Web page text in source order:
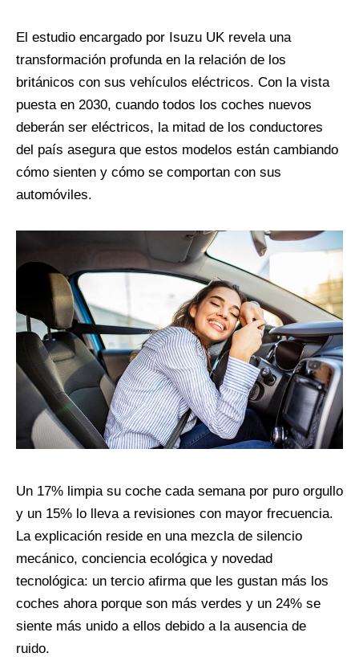
El estudio encargado por Isuzu UK revela una
transformación profunda en la relación de los
británicos con sus vehículos eléctricos. Con la vista
puesta en 2030, cuando todos los coches nuevos
deberán ser eléctricos, la mitad de los conductores
del país asegura que estos modelos están cambiando
cómo sienten y cómo se comportan con sus
automóviles.
Un 17% limpia su coche cada semana por puro orgullo
y un 15% lo lleva a revisiones con mayor frecuencia.
La explicación reside en una mezcla de silencio
mecánico, conciencia ecológica y novedad
tecnológica: un tercio afirma que les gustan más los
coches ahora porque son más verdes y un 24% se
siente más unido a ellos debido a la ausencia de
ruido.